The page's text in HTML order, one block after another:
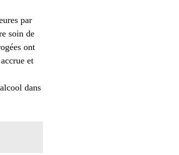
par
soin de
ont
et
dans